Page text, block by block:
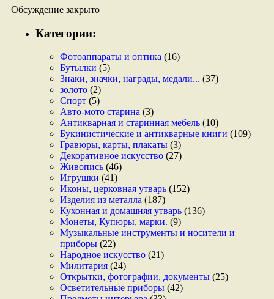
Обсуждение закрыто
Категории:
Фотоаппараты и оптика (16)
Бутылки (5)
Знаки, значки, награды, медали... (37)
золото (2)
Спорт (5)
Авто-мото старина (3)
Антикварная и старинная мебель (10)
Букинистические и антикварные книги (109)
Гравюры, карты, плакаты (3)
Декоративное искусство (27)
Живопись (46)
Игрушки (41)
Иконы, церковная утварь (152)
Изделия из металла (187)
Кухонная и домашняя утварь (136)
Монеты, Купюры, марки. (9)
Музыкальные инструменты и носители и
приборы (22)
Народное искусство (21)
Милитария (24)
Открытки, фотографии, документы (25)
Осветительные приборы (42)